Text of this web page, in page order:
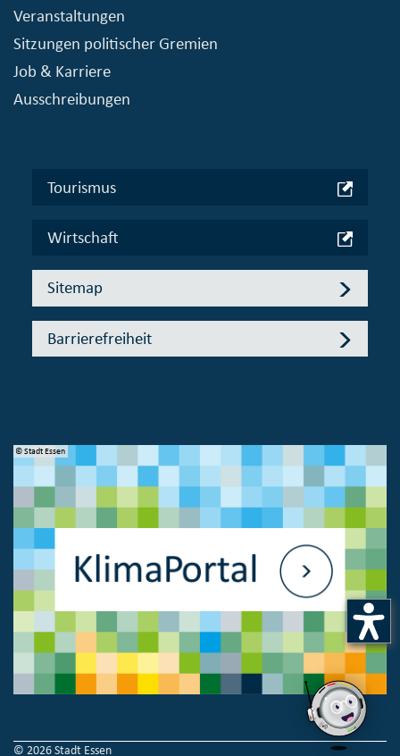
Veranstaltungen
Sitzungen politischer Gremien
Job & Karriere
Ausschreibungen
Tourismus
Wirtschaft
Sitemap
Barrierefreiheit
© Stadt Essen
© 2026 Stadt Essen